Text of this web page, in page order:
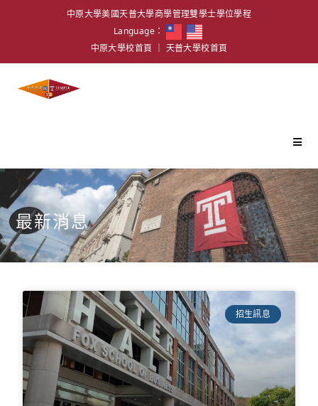
中原大學美國天普大學商學管理雙學士學位學程
Language：
中原大學校首頁
天普大學校首頁
最新消息
招生訊息